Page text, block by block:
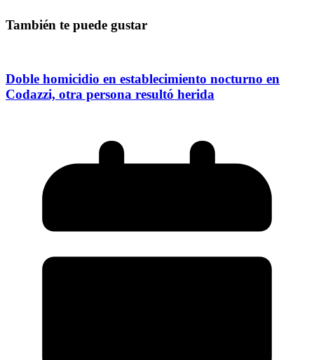
También te puede gustar
Doble homicidio en establecimiento nocturno en
Codazzi, otra persona resultó herida